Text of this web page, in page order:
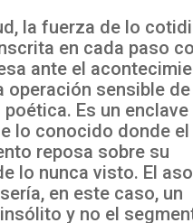
la fuerza de lo
en cada paso
ante el
operación sensible de
Es un enclave
lo conocido donde el
reposa sobre su
lo nunca visto. El
en este caso, un
y no el